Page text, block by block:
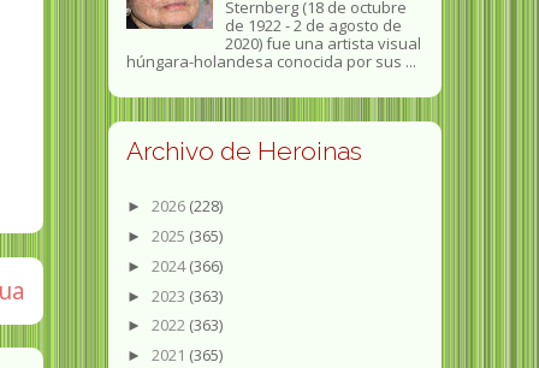
Sternberg (18 de octubre
de 1922 - 2 de agosto de
2020) fue una artista visual
húngara-holandesa conocida por sus ...
Archivo de Heroinas
► 2026 (228)
► 2025 (365)
► 2024(366)
► 2023 (363)
► 2022 (363)
► 2021 (365)